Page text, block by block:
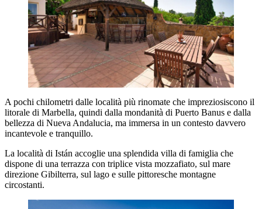
A pochi chilometri dalle località più rinomate che impreziosiscono il
litorale di Marbella, quindi dalla mondanità di Puerto Banus e dalla
bellezza di Nueva Andalucia, ma immersa in un contesto davvero
incantevole e tranquillo.
La località di Istán accoglie una splendida villa di famiglia che
dispone di una terrazza con triplice vista mozzafiato, sul mare
direzione Gibilterra, sul lago e sulle pittoresche montagne
circostanti.